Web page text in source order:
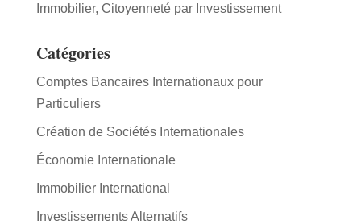
Immobilier, Citoyenneté par Investissement
Catégories
Comptes Bancaires Internationaux pour
Particuliers
Création de Sociétés Internationales
Économie Internationale
Immobilier International
Investissements Alternatifs